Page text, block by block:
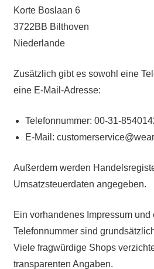
Korte Boslaan 6
3722BB Bilthoven
Niederlande
Zusätzlich gibt es sowohl eine
eine E-Mail-Adresse:
Telefonnummer: 00-31-
E-Mail:
Außerdem werden
Umsatzsteuerdaten angegeben.
Ein vorhandenes Impressum und
Telefonnummer sind
Viele fragwürdige Shops
transparenten Angaben.